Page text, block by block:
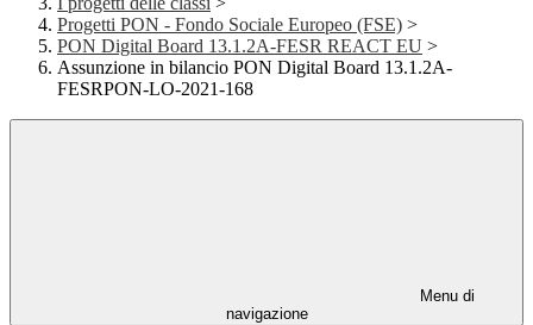
Progetti PON - Fondo Sociale Europeo (FSE) >
PON Digital Board 13.1.2A-FESR REACT EU >
Assunzione in bilancio PON Digital Board 13.1.2A-
FESRPON-LO-2021-168
Menu di
navigazione